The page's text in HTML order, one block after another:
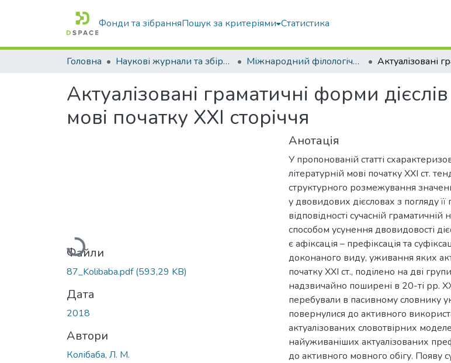
Фонди та зібранняПошук за критеріями Статистика
Головна Наукові журнали та збірники видань Міжнародний філологічний часопис
Актуалізовані граматичні форми
мові початку ХХІ сторіччя
Вантажиться...
Файли
87_Kolibaba.pdf(593,29 KB)
Дата
2018
Автори
Колібаба, Л. М.
Анотація
У пропонованій статті
літературній мові початку ХХІ ст.
структурного розмежування
у двовидових дієсловах з погляду її
відповідності сучасній
способом усунення двовидовості
є афіксація – префіксація та
доконаного виду, уживання яких
початку ХХІ ст., поділено на дві
надзвичайно поширені в 20-ті рр.
перебували в пасивному словнику
повернулися до активного
актуалізованих словотвірних
найуживаніших актуалізованих
до активного мовного обігу. Появу